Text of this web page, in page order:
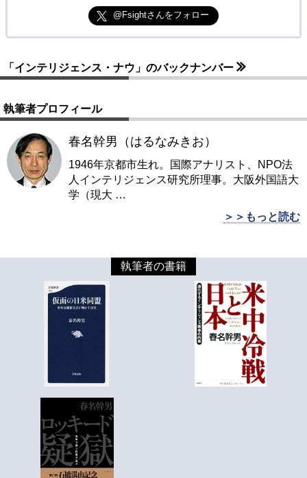
@Fsightさんをフォロー
「インテリジェンス・ナウ」のバックナンバー
執筆者プロフィール
春名幹男（はるなみきお）
1946年京都市生れ。国際アナリスト、NPO法
人インテリジェンス研究所理事。大阪外国語大
学（現大 …
＞＞もっと読む
執筆者の書籍